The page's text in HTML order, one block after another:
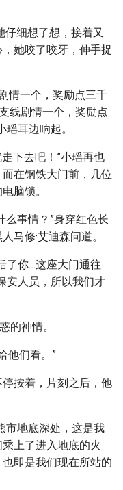
仔细想了想，接着又
她咬了咬牙，伸手捉
情一个，奖励点三千
线剧情一个，奖励点
耳边响起。
下去吧！”小瑶再也
在钢铁大门前，几位
脑锁。
么事情？”身穿红色长
马修·艾迪森问道。
了你…这座大门通往
安人员，所以我们才
的神情。
他们看。”
按着，片刻之后，他
市地底深处，这是我
上了进入地底的火
即是我们现在所站的